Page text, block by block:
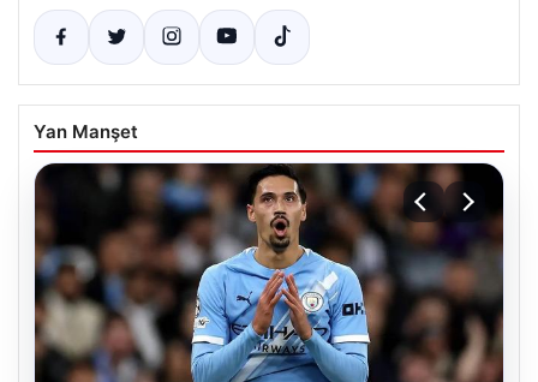
Yan Manşet